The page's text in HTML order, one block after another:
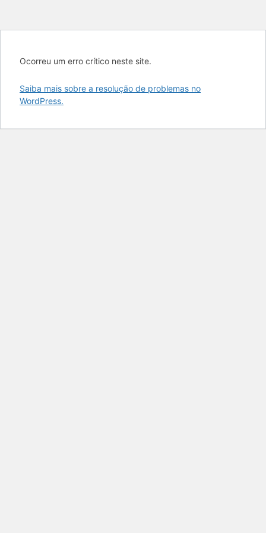
Ocorreu um erro crítico neste site.
Saiba mais sobre a resolução de problemas no
WordPress.